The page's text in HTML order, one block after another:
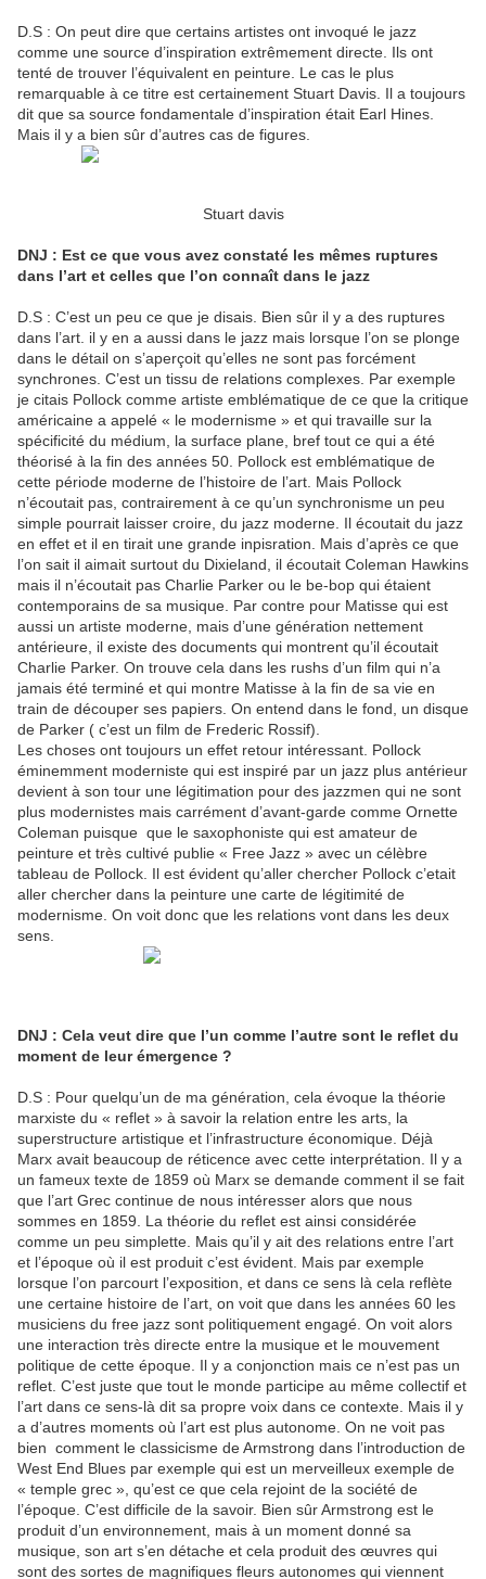
D.S : On peut dire que certains artistes ont invoqué le jazz
comme une source d’inspiration extrêmement directe. Ils ont
tenté de trouver l’équivalent en peinture. Le cas le plus
remarquable à ce titre est certainement Stuart Davis. Il a toujours
dit que sa source fondamentale d’inspiration était Earl Hines.
Mais il y a bien sûr d’autres cas de figures.
Stuart davis
DNJ : Est ce que vous avez constaté les mêmes ruptures
dans l’art et celles que l’on connaît dans le jazz
D.S : C’est un peu ce que je disais. Bien sûr il y a des ruptures
dans l’art. il y en a aussi dans le jazz mais lorsque l’on se plonge
dans le détail on s’aperçoit qu’elles ne sont pas forcément
synchrones. C’est un tissu de relations complexes. Par exemple
je citais Pollock comme artiste emblématique de ce que la critique
américaine a appelé « le modernisme » et qui travaille sur la
spécificité du médium, la surface plane, bref tout ce qui a été
théorisé à la fin des années 50. Pollock est emblématique de
cette période moderne de l’histoire de l’art. Mais Pollock
n’écoutait pas, contrairement à ce qu’un synchronisme un peu
simple pourrait laisser croire, du jazz moderne. Il écoutait du jazz
en effet et il en tirait une grande inpisration. Mais d’après ce que
l’on sait il aimait surtout du Dixieland, il écoutait Coleman Hawkins
mais il n’écoutait pas Charlie Parker ou le be-bop qui étaient
contemporains de sa musique. Par contre pour Matisse qui est
aussi un artiste moderne, mais d’une génération nettement
antérieure, il existe des documents qui montrent qu’il écoutait
Charlie Parker. On trouve cela dans les rushs d’un film qui n’a
jamais été terminé et qui montre Matisse à la fin de sa vie en
train de découper ses papiers. On entend dans le fond, un disque
de Parker ( c’est un film de Frederic Rossif).
Les choses ont toujours un effet retour intéressant. Pollock
éminemment moderniste qui est inspiré par un jazz plus antérieur
devient à son tour une légitimation pour des jazzmen qui ne sont
plus modernistes mais carrément d’avant-garde comme Ornette
Coleman puisque que le saxophoniste qui est amateur de
peinture et très cultivé publie « Free Jazz » avec un célèbre
tableau de Pollock. Il est évident qu’aller chercher Pollock c’etait
aller chercher dans la peinture une carte de légitimité de
modernisme. On voit donc que les relations vont dans les deux
sens.
DNJ : Cela veut dire que l’un comme l’autre sont le reflet du
moment de leur émergence ?
D.S : Pour quelqu’un de ma génération, cela évoque la théorie
marxiste du « reflet » à savoir la relation entre les arts, la
superstructure artistique et l’infrastructure économique. Déjà
Marx avait beaucoup de réticence avec cette interprétation. Il y a
un fameux texte de 1859 où Marx se demande comment il se fait
que l’art Grec continue de nous intéresser alors que nous
sommes en 1859. La théorie du reflet est ainsi considérée
comme un peu simplette. Mais qu’il y ait des relations entre l’art
et l’époque où il est produit c’est évident. Mais par exemple
lorsque l’on parcourt l’exposition, et dans ce sens là cela reflète
une certaine histoire de l’art, on voit que dans les années 60 les
musiciens du free jazz sont politiquement engagé. On voit alors
une interaction très directe entre la musique et le mouvement
politique de cette époque. Il y a conjonction mais ce n’est pas un
reflet. C’est juste que tout le monde participe au même collectif et
l’art dans ce sens-là dit sa propre voix dans ce contexte. Mais il y
a d’autres moments où l’art est plus autonome. On ne voit pas
bien comment le classicisme de Armstrong dans l’introduction de
West End Blues par exemple qui est un merveilleux exemple de
« temple grec », qu’est ce que cela rejoint de la société de
l’époque. C’est difficile de la savoir. Bien sûr Armstrong est le
produit d’un environnement, mais à un moment donné sa
musique, son art s’en détache et cela produit des œuvres qui
sont des sortes de magnifiques fleurs autonomes qui viennent